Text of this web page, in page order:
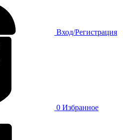
Вход/Регистрация
0 Избранное